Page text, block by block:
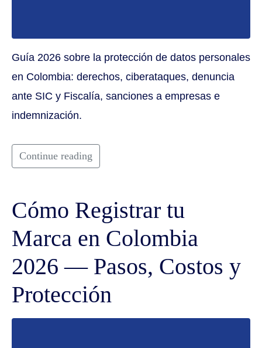
Guía 2026 sobre la protección de datos personales
en Colombia: derechos, ciberataques, denuncia
ante SIC y Fiscalía, sanciones a empresas e
indemnización.
Continue reading
Cómo Registrar tu
Marca en Colombia
2026 — Pasos, Costos y
Protección